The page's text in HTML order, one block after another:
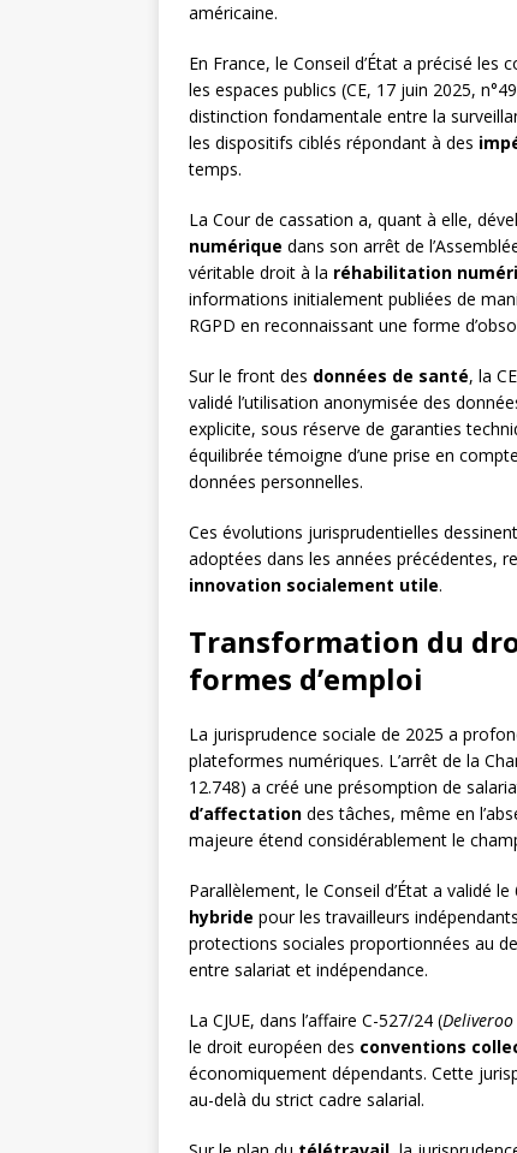
américaine.
En France, le Conseil d’État a précisé les
les espaces publics (CE, 17 juin 2025,
distinction fondamentale entre la
les dispositifs ciblés répondant à des
temps.
La Cour de cassation a, quant à elle,
numérique dans son arrêt de
véritable droit à la réhabilitation
informations initialement publiées de
RGPD en reconnaissant une forme
Sur le front des données de santé, la
validé l’utilisation anonymisée des
explicite, sous réserve de garanties
équilibrée témoigne d’une prise en
données personnelles.
Ces évolutions jurisprudentielles
adoptées dans les années précédentes,
innovation socialement utile.
Transformation du
formes d’emploi
La jurisprudence sociale de 2025 a
plateformes numériques. L’arrêt de la
12.748) a créé une présomption de
d’affectation des tâches, même en
majeure étend considérablement le
Parallèlement, le Conseil d’État a validé
hybride pour les travailleurs
protections sociales proportionnées au
entre salariat et indépendance.
La CJUE, dans l’affaire C-527/24 (
le droit européen des conventions
économiquement dépendants. Cette
au-delà du strict cadre salarial.